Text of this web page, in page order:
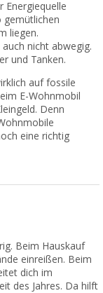
Energiequelle
gemütlichen
liegen.
nicht abwegig.
und Tanken.
auf fossile
E-Wohnmobil
Denn
eine richtig
Beim Hauskauf
einreißen. Beim
dich im
des Jahres. Da hilft